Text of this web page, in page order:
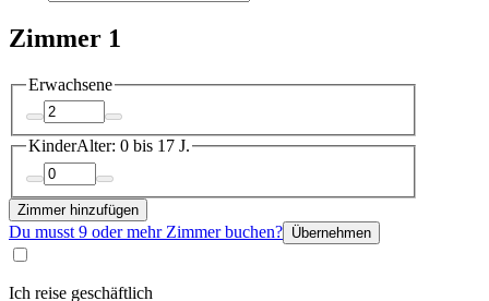
Zimmer 1
Erwachsene
KinderAlter: 0 bis 17 J.
Zimmer hinzufügen
Du musst 9 oder mehr Zimmer buchen? Übernehmen
Ich reise geschäftlich